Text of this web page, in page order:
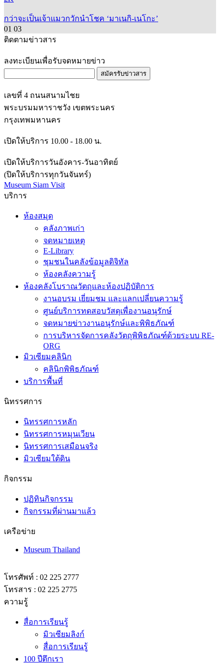
กว่าจะเป็นเจ้าแมวกวักนำโชค ‘มาเนกิ-เนโกะ’
01 03
ติดตามข่าวสาร
สมัครรับข่าวสาร
พระบรมมหาราชวัง เขตพระนคร
กรุงเทพมหานคร
เปิดให้บริการ 10.00 - 18.00 น.
(ปิดให้บริการทุกวันจันทร์)
Museum Siam Visit
บริการ
คลังภาพเก่า
จดหมายเหตุ
E-Library
ชุมชนในคลังข้อมูลดิจิทัล
ห้องคลังความรู้
ห้องคลังโบราณวัตถุและห้องปฏิบัติการ
งานอบรม เยี่ยมชม และแลกเปลี่ยนความรู้
ศูนย์บริการทดสอบวัสดุเพื่องานอนุรักษ์
จดหมายข่าวงานอนุรักษ์และพิพิธภัณฑ์
การบริหารจัดการคลังวัตถุพิพิธภัณฑ์ด้วยระบบ RE-
ORG
มิวเซียมคลินิก
คลินิกพิพิธภัณฑ์
บริการพื้นที่
นิทรรศการหมุนเวียน
นิทรรศการเสมือนจริง
มิวเซียมใต้ดิน
กิจกรรมที่ผ่านมาแล้ว
Museum Thailand
โทรสาร : 02 225 2775
ความรู้
สื่อการเรียนรู้
มิวเซียมลิงก์
สื่อการเรียนรู้
100 ปีตึกเรา
ประวัติศาสตร์พื้นที่และสถาปัตยกรรมมิวเซียมสยาม